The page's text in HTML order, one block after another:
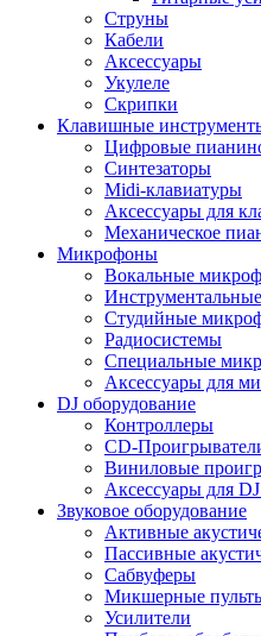
Струны
Кабели
Аксессуары
Укулеле
Скрипки
Клавишные
Цифровые
Синтезаторы
Midi-клавиатуры
Аксессуары для
Механическое
Микрофоны
Вокальные
Студийные
Радиосистемы
Специальные
Аксессуары для
DJ оборудование
Контроллеры
CD-
Виниловые
Аксессуары для
Звуковое оборудование
Активные
Пассивные
Сабвуферы
Микшерные
Усилители